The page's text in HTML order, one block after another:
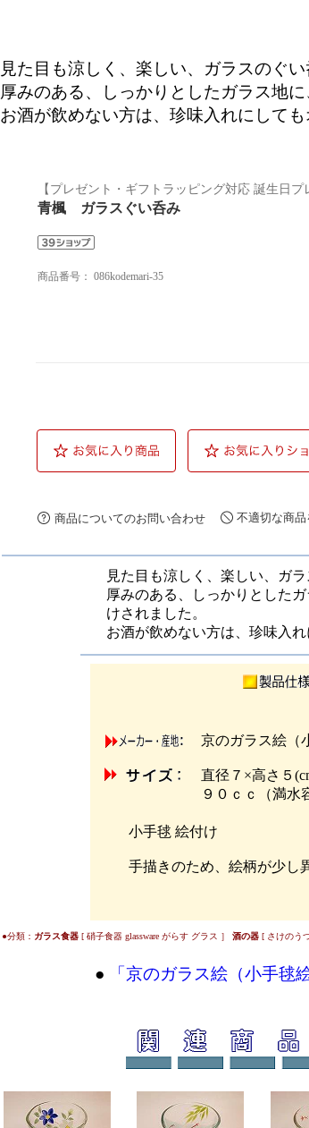
見た目も涼しく、楽しい、ガラスのぐい
厚みのある、しっかりとしたガラス地
お酒が飲めない方は、珍味入れにしても
【プレゼント・ギフトラッピング対応 誕生日
青楓 ガラスぐい呑み
商品番号： 086kodemari-35
商品についてのお問い合わせ 不適切な商品
見た目も涼しく、楽しい、ガラ
厚みのある、しっかりとした
けされました。
お酒が飲めない方は、珍味入
京のガラス絵（
直径７×高さ５
９０ｃｃ（満水
小手毬 絵付け
手描きのため、絵柄が少し
●分類： ガラス食器[ 硝子食器 glassware がらす グラス ］ 酒の器[ さけのう
● 「京のガラス絵（小手毬